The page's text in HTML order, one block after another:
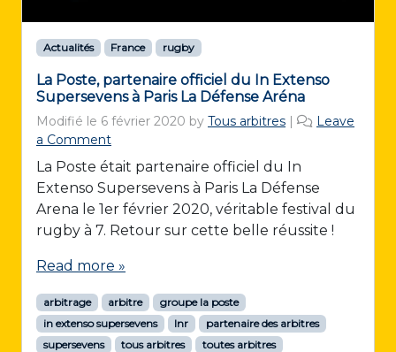
Actualités France rugby
La Poste, partenaire officiel du In Extenso
Supersevens à Paris La Défense Aréna
Modifié le 6 février 2020 by Tous arbitres |
Leave
a Comment
La Poste était partenaire officiel du In
Extenso Supersevens à Paris La Défense
Arena le 1er février 2020, véritable festival du
rugby à 7. Retour sur cette belle réussite !
Read more »
arbitrage arbitre
groupe la poste
in extenso supersevens
lnr
partenaire des arbitres
supersevens
tous arbitres toutes arbitres